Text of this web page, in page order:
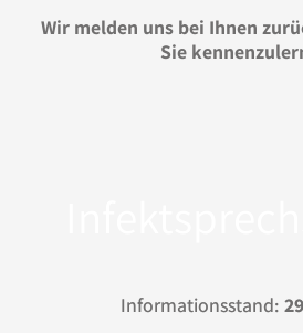
Wir melden uns bei Ihnen
Sie
Informationsstand: